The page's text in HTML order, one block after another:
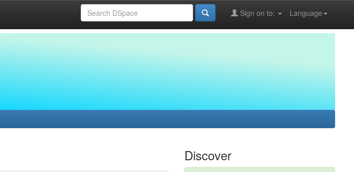
Language
Sign on to:
Discover